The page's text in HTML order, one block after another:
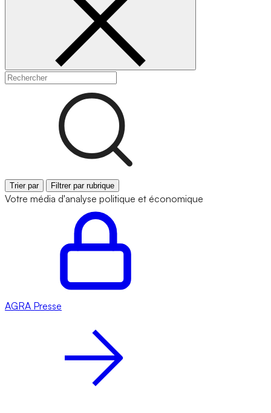
Trier par Filtrer par rubrique
Votre média d'analyse politique et économique
AGRA Presse